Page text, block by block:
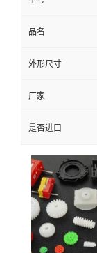
品名
外形尺寸
厂家
是否进口